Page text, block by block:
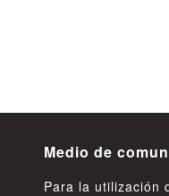
Medio de
Para la utilización